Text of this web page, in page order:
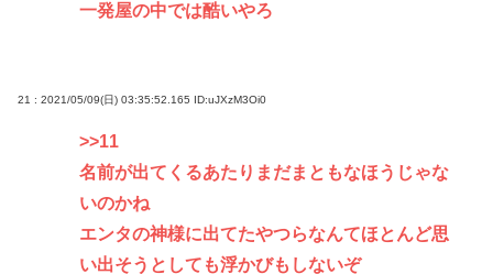
一発屋の中では酷いやろ
21 : 2021/05/09(日) 03:35:52.165 ID:uJXzM3Oi0
>>11
名前が出てくるあたりまだまともなほうじゃな
いのかね
エンタの神様に出てたやつらなんてほとんど思
い出そうとしても浮かびもしないぞ